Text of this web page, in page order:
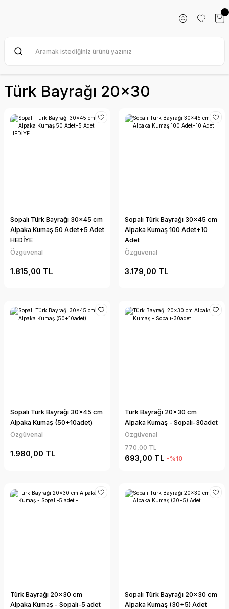
Türk Bayrağı 20x30
Sopalı Türk Bayrağı 30x45 cm
Alpaka Kumaş 50 Adet+5 Adet
HEDİYE
Özgüvenal
1.815,00 TL
Sopalı Türk Bayrağı 30x45 cm
Alpaka Kumaş 100 Adet+10
Adet
Özgüvenal
3.179,00 TL
Sopalı Türk Bayrağı 30x45 cm
Alpaka Kumaş (50+10adet)
Özgüvenal
1.980,00 TL
Türk Bayrağı 20x30 cm
Alpaka Kumaş - Sopalı-30adet
Özgüvenal
770,00 TL
693,00 TL -%10
Türk Bayrağı 20x30 cm
Alpaka Kumaş - Sopalı-5 adet
Sopalı Türk Bayrağı 20x30 cm
Alpaka Kumaş (30+5) Adet